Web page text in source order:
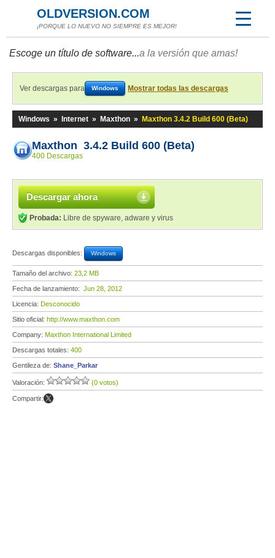
OLDVERSION.COM
¡PORQUE LO NUEVO NO SIEMPRE ES MEJOR!
Escoge un título de software...a la versión que amas!
Ver descargas para Windows Mostrar todas las descargas
Windows » Internet » Maxthon » Maxthon 3.4.2 Build 600 (Beta)
Maxthon 3.4.2 Build 600 (Beta)
400 Descargas
Descargar ahora
Probada: Libre de spyware, adware y virus
Descargas disponibles: Windows
Tamaño del archivo: 23,2 MB
Fecha de lanzamiento: Jun 28, 2012
Licencia: Desconocido
Sitio oficial: http://www.maxthon.com
Company: Maxthon International Limited
Descargas totales: 400
Gentileza de: Shane_Parkar
Valoración: (0 votos)
Compartir: